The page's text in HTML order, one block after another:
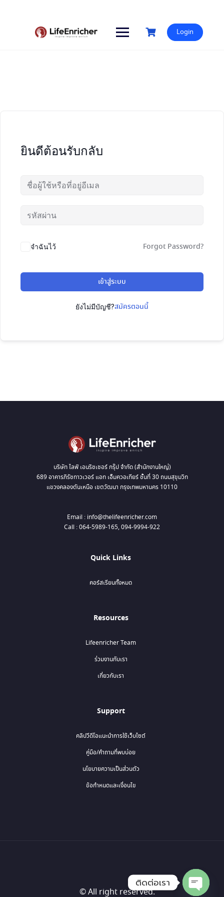
Login
ยินดีต้อนรับกลับ
จำฉันไว้ Forgot Password?
เข้าสู่ระบบ
ยังไม่มีบัญชี?สมัครตอนนี้
บริษัท ไลฟ์ เอนริชเชอร์ กรุ๊ป จำกัด (สำนักงานใหญ่)
689 อาคารภิรัชทาวเวอร์ แอท เอ็มควอเทียร์ ชั้นที่ 30 ถนนสุขุมวิท
แขวงคลองตันเหนือ เขตวัฒนา กรุงเทพมหานคร 10110
Email : info@thelifeenricher.com
Call : 064-5989-165, 094-9994-922
Quick Links
คอร์สเรียนทั้งหมด
Resources
Lifeenricher Team
ร่วมงานกับเรา
เกี่ยวกับเรา
Support
คลิปวีดีโอแนะนำการใช้เว็บไซต์
คู่มือ/คำถามที่พบบ่อย
นโยบายความเป็นส่วนตัว
ข้อกำหนดและเงื่อนไข
© All right reserved.
ติดต่อเรา